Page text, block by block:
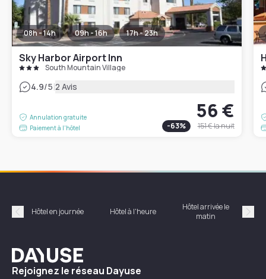
08h - 14h 09h - 16h 17h - 23h
Sky Harbor Airport Inn
South Mountain Village
4.9/5|2 Avis
Annulation gratuite
Paiement à l'hôtel
56 €
-63% 151 €la nuit
Précédent
Hôtel en journée Hôtel à l'heure
Hôtel arrivée le
matin
Dayuse
Rejoignez le réseau Dayuse